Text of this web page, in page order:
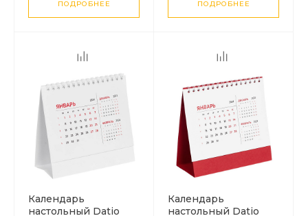
ПОДРОБНЕЕ ПОДРОБНЕЕ
Календарь
настольный Datio
Календарь
настольный Datio